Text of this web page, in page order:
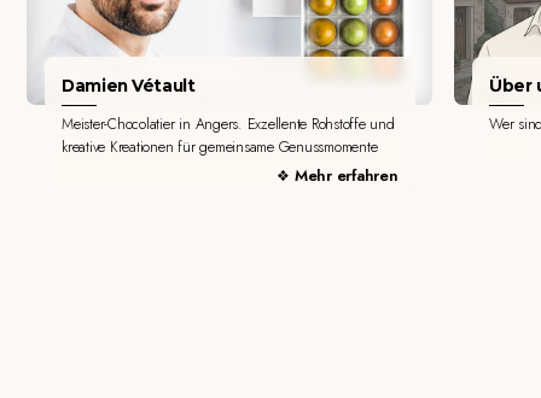
Damien Vétault
Meister-Chocolatier in Angers. Exzellente Rohstoffe und
kreative Kreationen für gemeinsame Genussmomente
Mehr erfahren
Über
Wer